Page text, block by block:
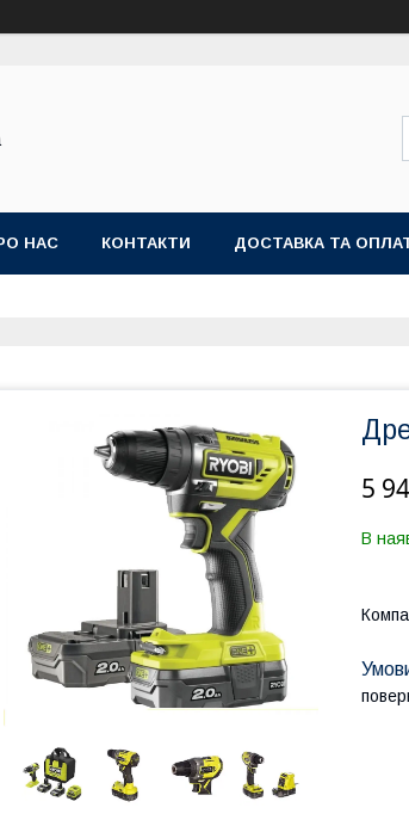
НАС КОНТАКТИ ДОСТАВКА ТА
5
В